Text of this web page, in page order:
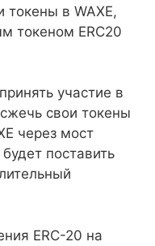
токены в WAXE,
токеном ERC20
участие в
свои токены
через мост
поставить
ERC-20 на